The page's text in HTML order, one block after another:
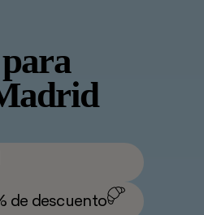
de descuento